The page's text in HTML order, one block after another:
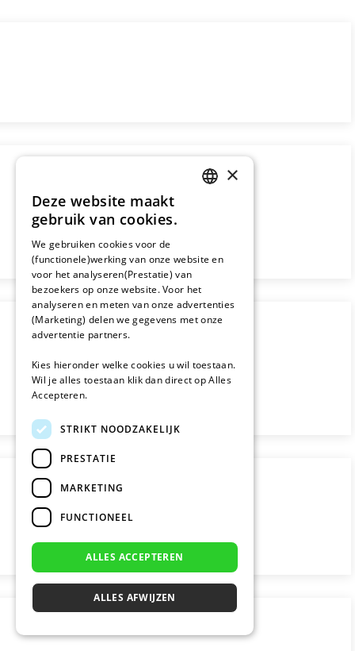
GERMAN
×
Deze website maakt
gebruik van cookies.
We gebruiken cookies voor de
(functionele)werking van onze website en
voor het analyseren(Prestatie) van
bezoekers op onze website. Voor het
analyseren en meten van onze advertenties
(Marketing) delen we gegevens met onze
advertentie partners.
Kies hieronder welke cookies u wil toestaan.
Wil je alles toestaan klik dan direct op Alles
Accepteren.
STRIKT NOODZAKELIJK
PRESTATIE
MARKETING
FUNCTIONEEL
ALLES ACCEPTEREN
ALLES AFWIJZEN